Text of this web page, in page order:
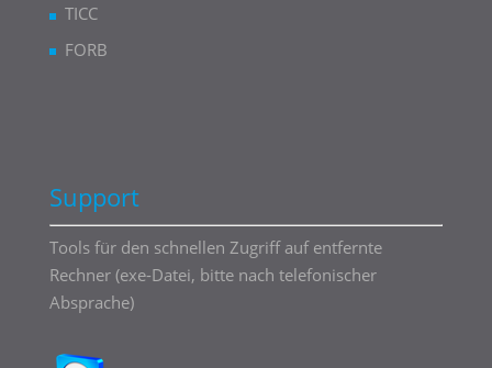
TICC
FORB
Support
Tools für den schnellen Zugriff auf entfernte
Rechner (exe-Datei, bitte nach telefonischer
Absprache)